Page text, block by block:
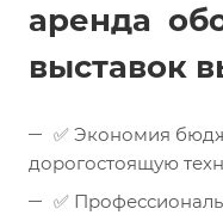
аренда
выставок
✅ Экономия
дорогостоящую
✅